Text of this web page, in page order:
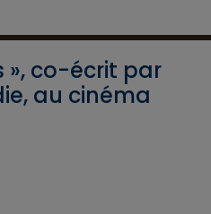
», co-écrit par
au cinéma